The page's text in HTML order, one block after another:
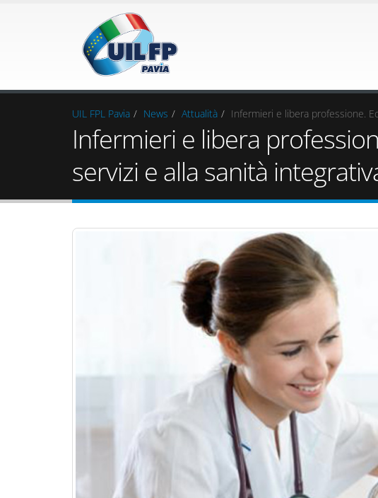
UIL FPL Pavia News Attualità Infermieri e libera professione.
Infermieri e libera
servizi e alla sanità